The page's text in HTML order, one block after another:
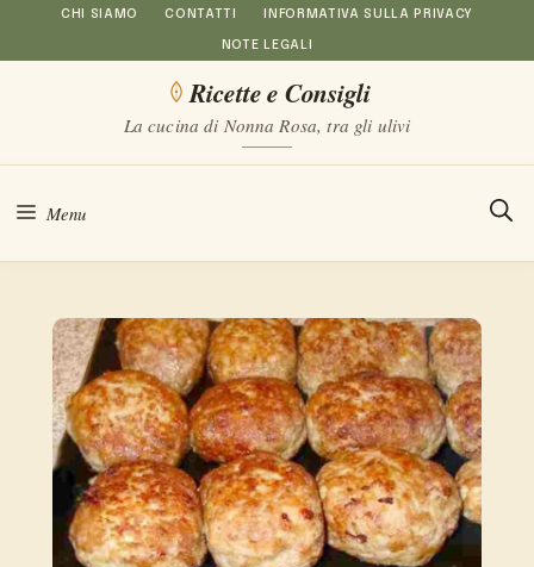
al
CHI SIAMO CONTATTI INFORMATIVA SULLA PRIVACY
NOTE LEGALI
Ricette e Consigli
La cucina di Nonna Rosa, tra gli ulivi
Menu